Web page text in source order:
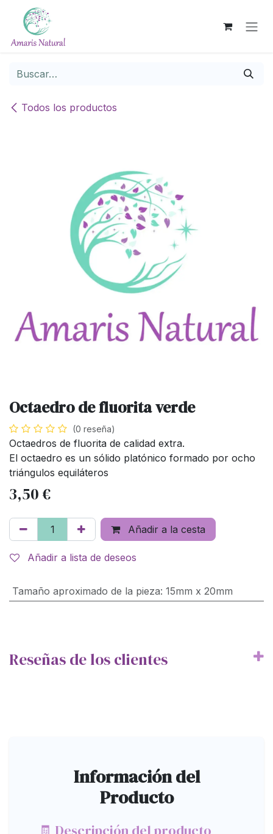
Ir al contenido
Todos los productos
Octaedro de fluorita verde
(0 reseña)
Octaedros de fluorita de calidad extra.
El octaedro es un sólido platónico formado por ocho
triángulos equiláteros
3,50€
Añadir a la cesta
Añadir a lista de deseos
Tamaño aproximado de la pieza: 15mm x 20mm
Reseñas de los clientes
Información del
Producto
🧾 Descripción del producto